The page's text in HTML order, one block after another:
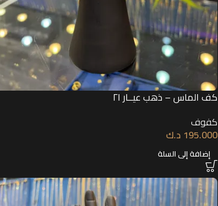
كف الماس – ذهب عيــار ٢١
كفوف
195.000 د.ك
إضافة إلى السلة